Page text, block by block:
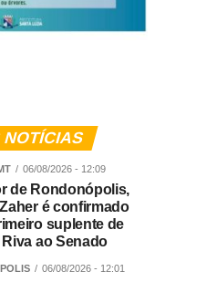
NOTÍCIAS
06/08/2026 - 12:09
de Rondonópolis,
Zaher é confirmado
suplente de
ao Senado
06/08/2026 - 12:01